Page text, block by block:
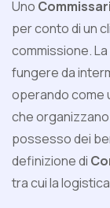
Uno
per conto di un
commissione.
fungere da
operando come
che
possesso dei
definizione di
tra cui la